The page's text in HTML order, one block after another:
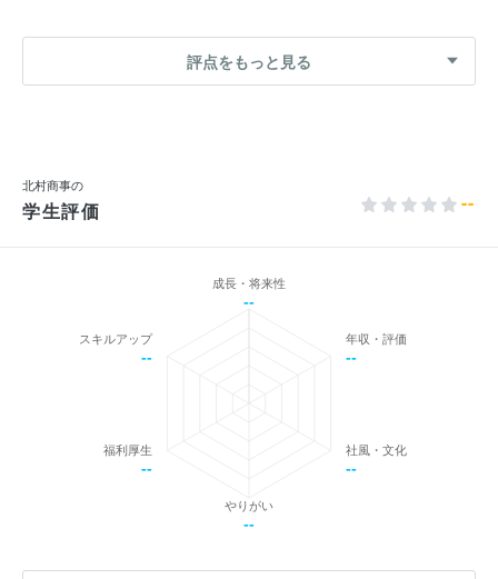
評点をもっと見る
北村商事の
学生評価 --
成長・将来性
--
年収・評価
--
社風・文化
--
やりがい
--
福利厚生
--
スキルアップ
--